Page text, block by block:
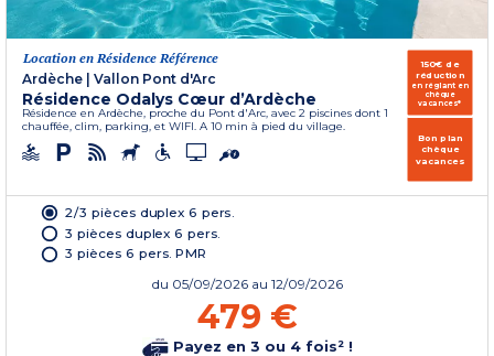
Location en Résidence Référence
Ardèche
Vallon Pont d'Arc
Résidence Odalys Cœur d’Ardèche
Résidence en Ardèche, proche du Pont d'Arc, avec 2 piscines dont 1
chauffée, clim, parking, et WIFI. A 10 min à pied du village.
150€ de
réduction
en réglant en
chèque
vacances*
Bon plan
chèque
vacances
2/3 pièces duplex 6 pers.
3 pièces duplex 6 pers.
3 pièces 6 pers. PMR
du 05/09/2026 au 12/09/2026
479 €
Payez en 3 ou 4 fois² !